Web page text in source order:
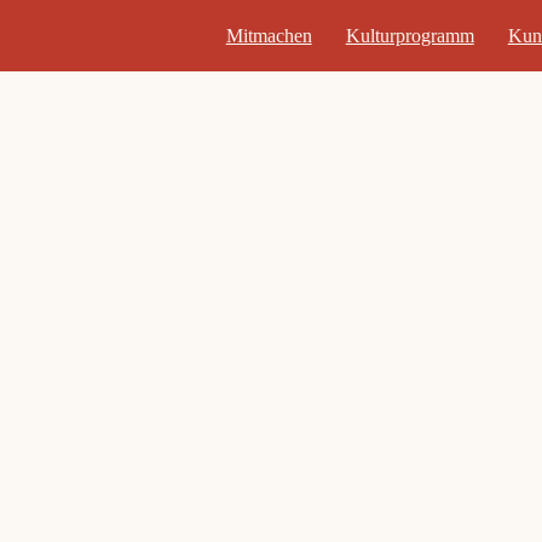
Mitmachen Kulturprogramm